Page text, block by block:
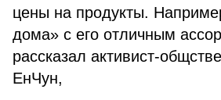
цены на продукты.
дома» с его отличным
рассказал активист-
ЕнЧун,